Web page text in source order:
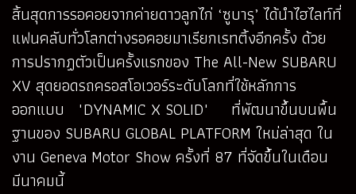
สิ้นสุดการรอคอยจากค่ายดาวลูกไก่ ‘ซูบารุ’ ได้นำไฮไลท์ที่
แฟนคลับทั่วโลกต่างรอคอยมาเรียกเรทติ้งอีกครั้ง ด้วย
การปรากฏตัวเป็นครั้งแรกของ The All-New SUBARU
XV สุดยอดรถครอสโอเวอร์ระดับโลกที่ใช้หลักการ
ออกแบบ "DYNAMIC X SOLID" ที่พัฒนาขึ้นบนพื้น
ฐานของ SUBARU GLOBAL PLATFORM ใหม่ล่าสุด ใน
งาน Geneva Motor Show ครั้งที่ 87 ที่จัดขึ้นในเดือน
มีนาคมนี้